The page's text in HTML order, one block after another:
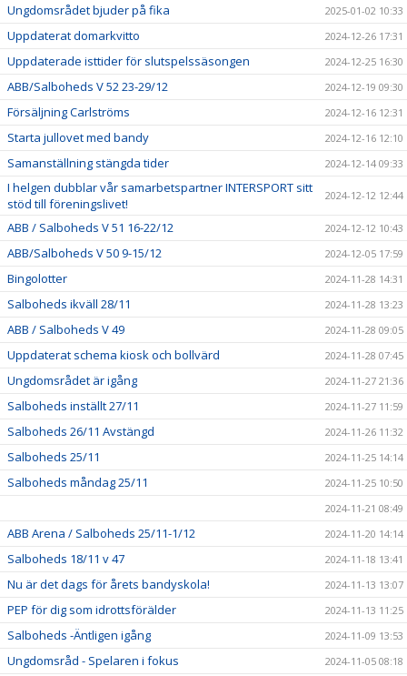
Ungdomsrådet bjuder på fika 2025-01-02 10:33
Uppdaterat domarkvitto 2024-12-26 17:31
Uppdaterade isttider för slutspelssäsongen 2024-12-25 16:30
ABB/Salboheds V 52 23-29/12 2024-12-19 09:30
Försäljning Carlströms 2024-12-16 12:31
Starta jullovet med bandy 2024-12-16 12:10
Samanställning stängda tider 2024-12-14 09:33
I helgen dubblar vår samarbetspartner INTERSPORT sitt
stöd till föreningslivet!
2024-12-12 12:44
ABB / Salboheds V 51 16-22/12 2024-12-12 10:43
ABB/Salboheds V 50 9-15/12 2024-12-05 17:59
Bingolotter 2024-11-28 14:31
Salboheds ikväll 28/11 2024-11-28 13:23
ABB / Salboheds V 49 2024-11-28 09:05
Uppdaterat schema kiosk och bollvärd 2024-11-28 07:45
Ungdomsrådet är igång 2024-11-27 21:36
Salboheds inställt 27/11 2024-11-27 11:59
Salboheds 26/11 Avstängd 2024-11-26 11:32
Salboheds 25/11 2024-11-25 14:14
Salboheds måndag 25/11
2024-11-25 10:50
2024-11-21 08:49
ABB Arena / Salboheds 25/11-1/12 2024-11-20 14:14
Salboheds 18/11 v 47 2024-11-18 13:41
Nu är det dags för årets bandyskola! 2024-11-13 13:07
PEP för dig som idrottsförälder 2024-11-13 11:25
Salboheds -Äntligen igång 2024-11-09 13:53
Ungdomsråd - Spelaren i fokus 2024-11-05 08:18